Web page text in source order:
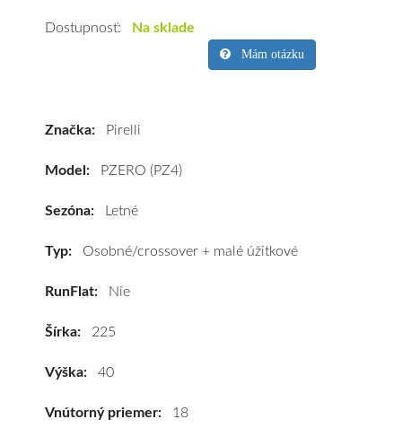
pneumatiky
225/40
(XL)*
Dostupnosť: Na sklade
Mám otázku
Značka: Pirelli
Model: PZERO (PZ4)
Sezóna: Letné
Typ: Osobné/crossover + malé úžitkové
RunFlat: Nie
Šírka: 225
Výška: 40
Vnútorný priemer: 18